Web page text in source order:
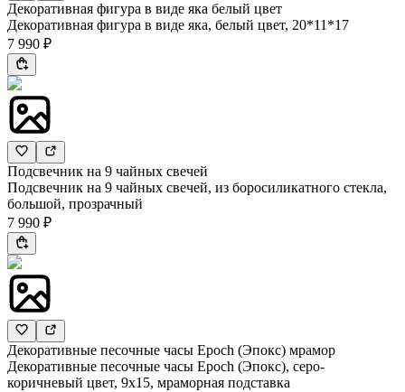
Декоративная фигура в виде яка белый цвет
Декоративная фигура в виде яка, белый цвет, 20*11*17
7 990 ₽
Подсвечник на 9 чайных свечей
Подсвечник на 9 чайных свечей, из боросиликатного стекла,
большой, прозрачный
7 990 ₽
Декоративные песочные часы Epoch (Эпокс) мрамор
Декоративные песочные часы Epoch (Эпокс), серо-
коричневый цвет, 9х15, мраморная подставка